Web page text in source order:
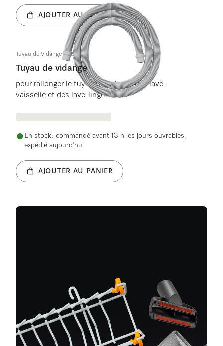
AJOUTER AU PANIER
Tuyau de Vidange 2,25M
Tuyau de vidange
pour rallonger le tuyau de vidange des lave-
vaisselle et des lave-linge
En stock : commandé avant 13 h les jours ouvrables,
expédié aujourd’hui
AJOUTER AU PANIER